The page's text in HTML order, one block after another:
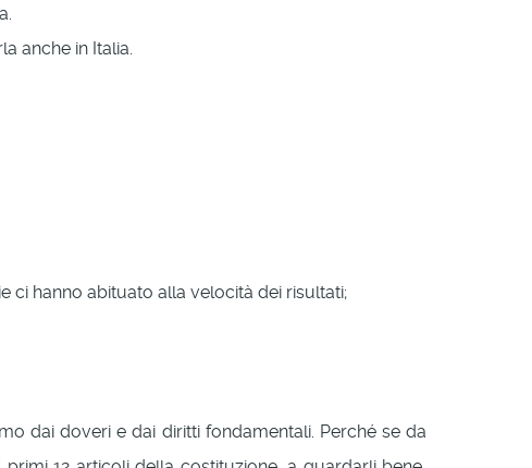
anche in Italia.
ci hanno abituato alla velocità dei risultati;
dai doveri e dai diritti fondamentali. Perché se da